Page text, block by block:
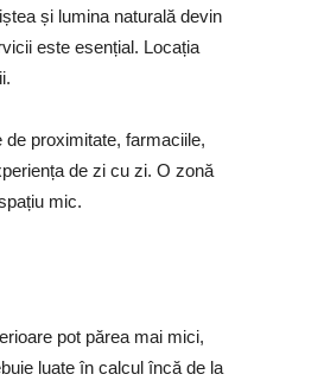
și lumina naturală devin
este esențial. Locația
proximitate, farmaciile,
de zi cu zi. O zonă
mic.
pot părea mai mici,
luate în calcul încă de la